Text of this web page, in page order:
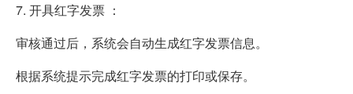
7. 开具红字发票 ：
审核通过后，系统会自动生成红字发票信息。
根据系统提示完成红字发票的打印或保存。